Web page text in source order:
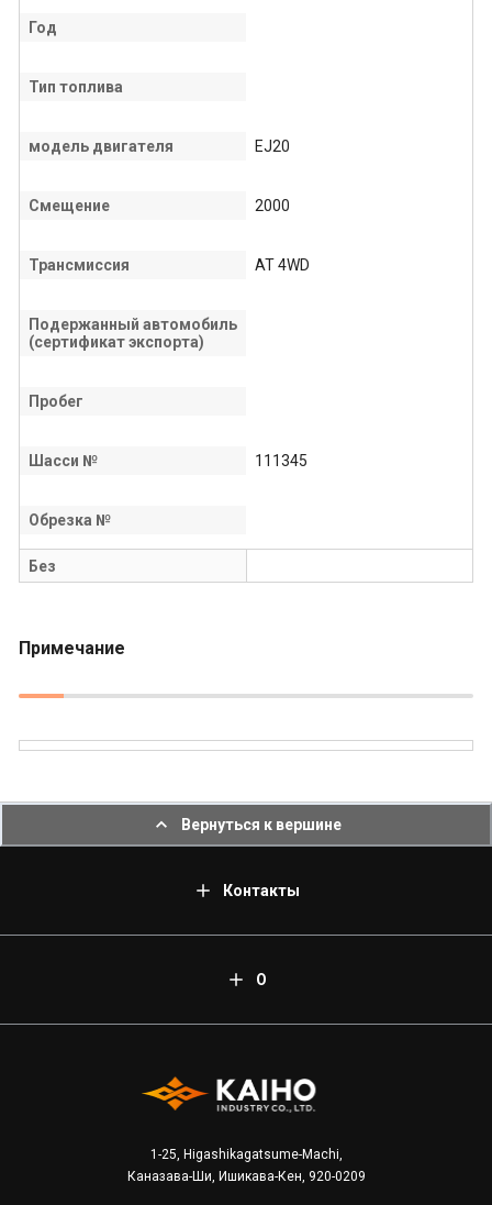
Год
Тип топлива
модель двигателя EJ20
Смещение 2000
Трансмиссия AT 4WD
Подержанный автомобиль
(сертификат экспорта)
Пробег
Шасси № 111345
Обрезка №
Без
Примечание
Вернуться к вершине
Контакты
О
1-25, Higashikagatsume-Machi,
Каназава-Ши, Ишикава-Кен, 920-0209